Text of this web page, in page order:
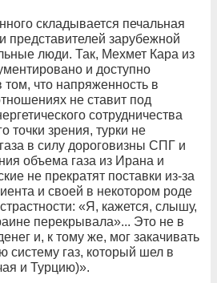
складывается печальная
представителей зарубежной
люди. Так, Мехмет Кара из
и доступно
том, что напряженность в
не ставит под
сотрудничества
точки зрения, турки не
в силу дороговизны СПГ и
объема газа из Ирана и
не прекратят поставки из-за
и своей в некотором роде
«Я, кажется, слышу,
перекрывала»... Это не в
и, к тому же, мог закачивать
систему газ, который шел в
и Турцию)».